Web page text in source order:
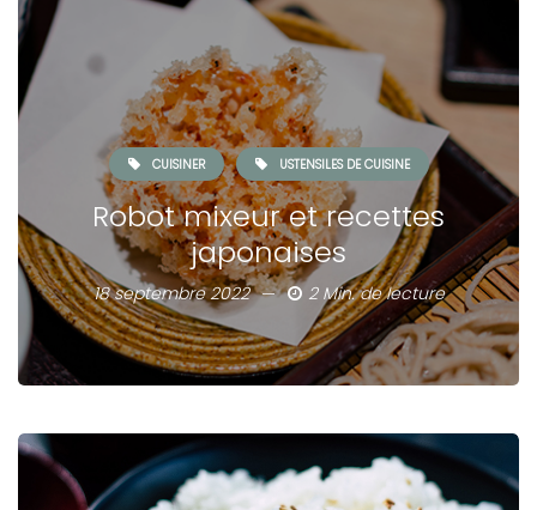
CUISINER USTENSILES DE CUISINE
Robot mixeur et recettes
japonaises
18 septembre 2022 2 Min. de lecture